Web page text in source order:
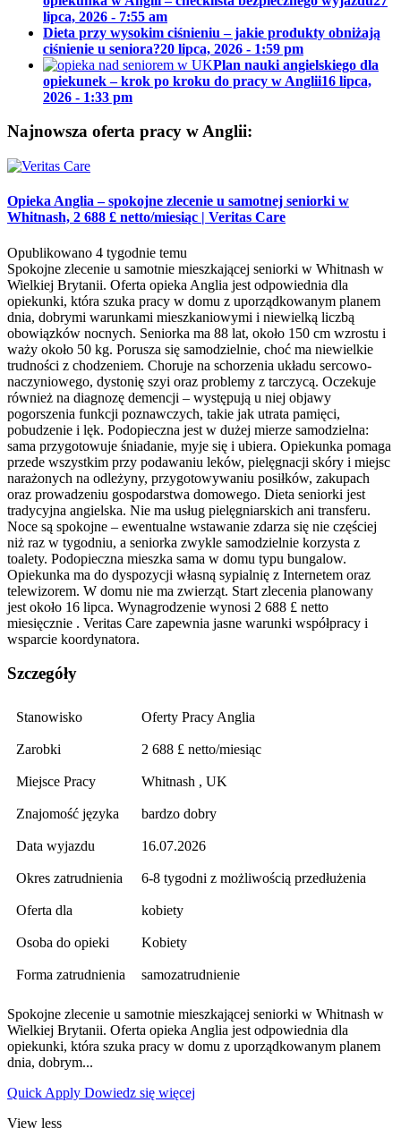
lipca, 2026 - 7:55 am
Dieta przy wysokim ciśnieniu – jakie produkty obniżają
ciśnienie u seniora?20 lipca, 2026 - 1:59 pm
Plan nauki angielskiego dla
opiekunek – krok po kroku do pracy w Anglii16 lipca,
2026 - 1:33 pm
Najnowsza oferta pracy w Anglii:
Opieka Anglia – spokojne zlecenie u samotnej seniorki w
Whitnash, 2 688 £ netto/miesiąc | Veritas Care
Opublikowano 4 tygodnie temu
Spokojne zlecenie u samotnie mieszkającej seniorki w Whitnash w
Wielkiej Brytanii. Oferta opieka Anglia jest odpowiednia dla
opiekunki, która szuka pracy w domu z uporządkowanym planem
dnia, dobrymi warunkami mieszkaniowymi i niewielką liczbą
obowiązków nocnych. Seniorka ma 88 lat, około 150 cm wzrostu i
waży około 50 kg. Porusza się samodzielnie, choć ma niewielkie
trudności z chodzeniem. Choruje na schorzenia układu sercowo-
naczyniowego, dystonię szyi oraz problemy z tarczycą. Oczekuje
również na diagnozę demencji – występują u niej objawy
pogorszenia funkcji poznawczych, takie jak utrata pamięci,
pobudzenie i lęk. Podopieczna jest w dużej mierze samodzielna:
sama przygotowuje śniadanie, myje się i ubiera. Opiekunka pomaga
przede wszystkim przy podawaniu leków, pielęgnacji skóry i miejsc
narażonych na odleżyny, przygotowywaniu posiłków, zakupach
oraz prowadzeniu gospodarstwa domowego. Dieta seniorki jest
tradycyjna angielska. Nie ma usług pielęgniarskich ani transferu.
Noce są spokojne – ewentualne wstawanie zdarza się nie częściej
niż raz w tygodniu, a seniorka zwykle samodzielnie korzysta z
toalety. Podopieczna mieszka sama w domu typu bungalow.
Opiekunka ma do dyspozycji własną sypialnię z Internetem oraz
telewizorem. W domu nie ma zwierząt. Start zlecenia planowany
jest około 16 lipca. Wynagrodzenie wynosi 2 688 £ netto
miesięcznie . Veritas Care zapewnia jasne warunki współpracy i
wsparcie koordynatora.
Szczegóły
Stanowisko Oferty Pracy Anglia
Zarobki 2 688 £ netto/miesiąc
Miejsce Pracy Whitnash , UK
Znajomość języka bardzo dobry
Data wyjazdu 16.07.2026
Okres zatrudnienia 6-8 tygodni z możliwością przedłużenia
Oferta dla kobiety
Osoba do opieki Kobiety
Forma zatrudnienia samozatrudnienie
Spokojne zlecenie u samotnie mieszkającej seniorki w Whitnash w
Wielkiej Brytanii. Oferta opieka Anglia jest odpowiednia dla
opiekunki, która szuka pracy w domu z uporządkowanym planem
dnia, dobrym...
Quick Apply Dowiedz się więcej
View less